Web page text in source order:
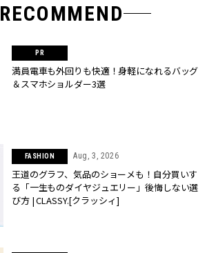
RECOMMEND
満員電車も外回りも快適！身軽になれるバッグ
＆スマホショルダー3選
FASHION Aug, 3, 2026
王道のグラフ、気品のショーメも！自分買いす
る「一生ものダイヤジュエリー」後悔しない選
び方 | CLASSY.[クラッシィ]